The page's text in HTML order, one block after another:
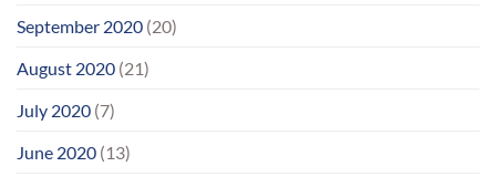
September 2020 (20)
August 2020 (21)
July 2020 (7)
June 2020 (13)